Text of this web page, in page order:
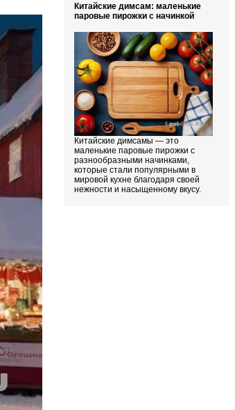
Китайские димсам: маленькие
паровые пирожки с начинкой
Китайские димсамы — это
маленькие паровые пирожки с
разнообразными начинками,
которые стали популярными в
мировой кухне благодаря своей
нежности и насыщенному вкусу.